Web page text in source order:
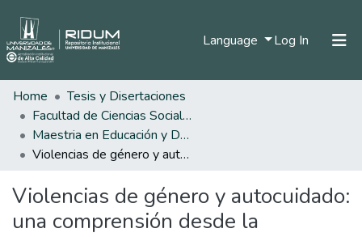
Language Log In (current)
Statistics
Home
Tesis y Disertaciones
Facultad de Ciencias Sociales y Humanas
Maestria en Educación y Desarrollo Humano
Violencias de género y autocuidado: una comprensión desde la experiencia de mujeres adolescentes en Manizales
Violencias de género y autocuidado:
una comprensión desde la